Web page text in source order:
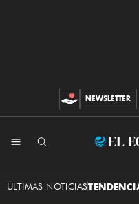
CONTRIBUCIONES
NEWSLETTER
ÚLTIMAS NOTICIAS